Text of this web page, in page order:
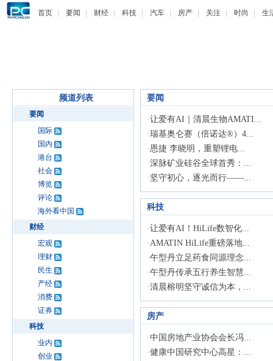
首页 要闻 财经 科技 汽车 房产 关注 时尚 生
频道列表
要闻
国际
国内
港台
社会
博览
评论
海外看中国
财经
宏观
理财
民生
产经
消费
证券
科技
业内
创业
要闻
·让爱有AI｜清晨生物AMATI...
·瑞基奥仑赛（倍诺达®）4...
·恩捷 李晓明，重塑锂电...
·深脉矿业硅谷全球首秀：...
· 坚守初心，逐光而行——...
科技
·让爱有AI！HiLife数智化...
·AMATIN HiLife重磅落地...
·午型丹立足药食同源理念...
·午型丹传承五行养生智慧...
·清晨榕明坚守诚信为本，...
房产
·中国房地产业协会会长冯...
·健康中国研究中心高星：...